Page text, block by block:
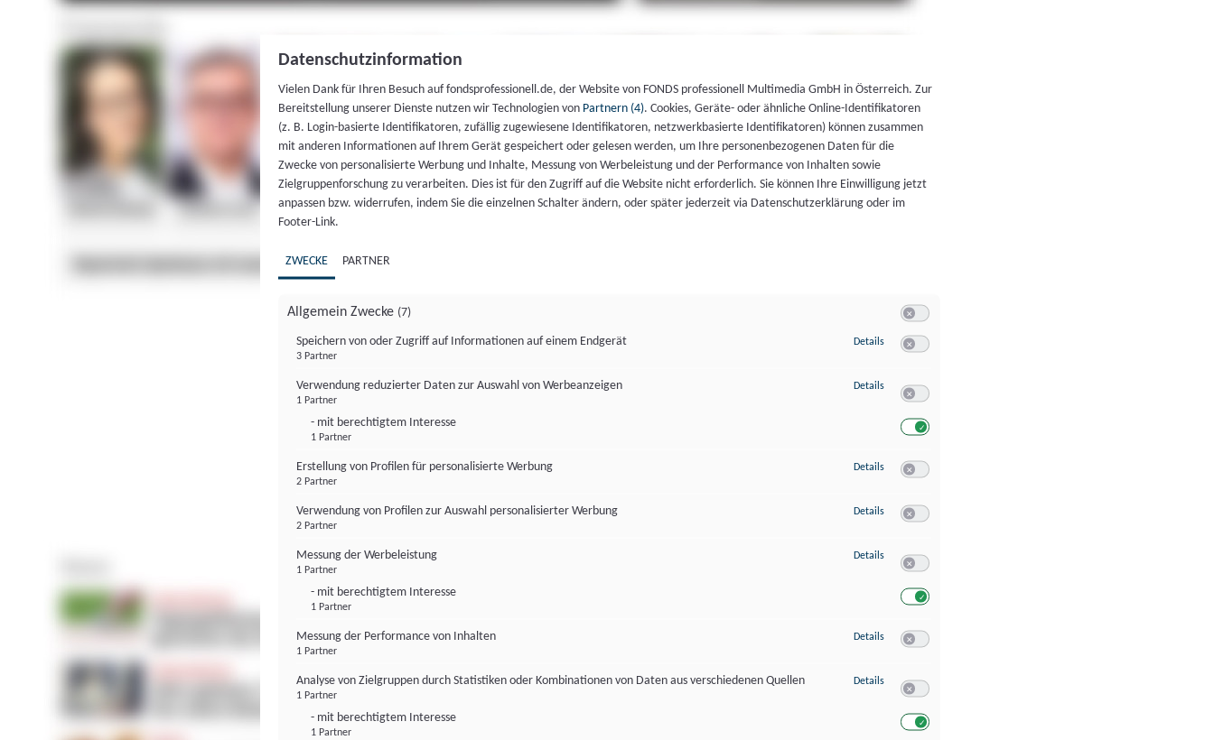
Datenschutzinformation
Vielen Dank für Ihren Besuch auf fondsprofessionell.de, der Website von FONDS professionell Multimedia GmbH in Österreich. Zur
Bereitstellung unserer Dienste nutzen wir Technologien von Partnern (4). Cookies, Geräte- oder ähnliche Online-Identifikatoren
(z. B. Login-basierte Identifikatoren, zufällig zugewiesene Identifikatoren, netzwerkbasierte Identifikatoren) können zusammen
mit anderen Informationen auf Ihrem Gerät gespeichert oder gelesen werden, um Ihre personenbezogenen Daten für die
Zwecke von personalisierte Werbung und Inhalte, Messung von Werbeleistung und der Performance von Inhalten sowie
Zielgruppenforschung zu verarbeiten. Dies ist für den Zugriff auf die Website nicht erforderlich. Sie können Ihre Einwilligung jetzt
anpassen bzw. widerrufen, indem Sie die einzelnen Schalter ändern, oder später jederzeit via Datenschutzerklärung oder im
Footer-Link.
ZWECKE PARTNER
Allgemein Zwecke (7)
Speichern von oder Zugriff auf Informationen auf einem Endgerät
3 Partner
Details zu Speichern von oder Zugriff auf Informationen auf einem Endgerät
Verwendung reduzierter Daten zur Auswahl von Werbeanzeigen
1 Partner
- mit berechtigtem Interesse
1 Partner
Details zu Verwendung reduzierter Daten zur Auswahl von Werbeanzeigen
Erstellung von Profilen für personalisierte Werbung
2 Partner
Details zu Erstellung von Profilen für personalisierte Werbung
Verwendung von Profilen zur Auswahl personalisierter Werbung
2 Partner
Details zu Verwendung von Profilen zur Auswahl personalisierter Werbung
Messung der Werbeleistung
1 Partner
- mit berechtigtem Interesse
1 Partner
Details zu Messung der Werbeleistung
Messung der Performance von Inhalten
1 Partner
Details zu Messung der Performance von Inhalten
Analyse von Zielgruppen durch Statistiken oder Kombinationen von Daten aus verschiedenen Quellen
1 Partner
- mit berechtigtem Interesse
1 Partner
Details zu Analyse von Zielgruppen durch Statistiken oder Kombinationen von